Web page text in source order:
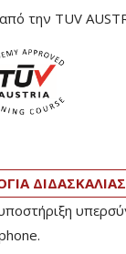
την TUV
ΔΙΔΑΣΚΑΛΙΑΣ